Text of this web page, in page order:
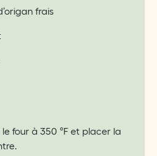
frais
four à 350 °F et placer la